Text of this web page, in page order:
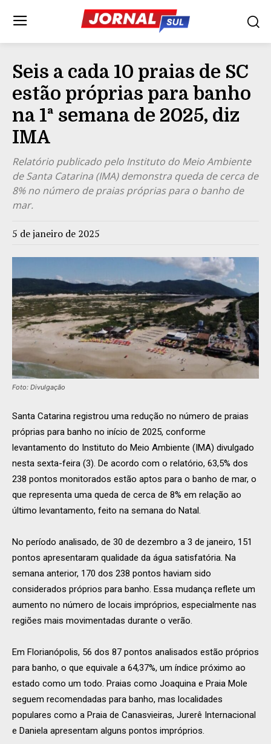
Seis a cada 10 praias de SC
estão próprias para banho
na 1ª semana de 2025, diz
IMA
Relatório publicado pelo Instituto do Meio Ambiente
de Santa Catarina (IMA) demonstra queda de cerca de
8% no número de praias próprias para o banho de
mar.
5 de janeiro de 2025
Foto: Divulgação
Santa Catarina registrou uma redução no número de praias
próprias para banho no início de 2025, conforme
levantamento do Instituto do Meio Ambiente (IMA) divulgado
nesta sexta-feira (3). De acordo com o relatório, 63,5% dos
238 pontos monitorados estão aptos para o banho de mar, o
que representa uma queda de cerca de 8% em relação ao
último levantamento, feito na semana do Natal.
No período analisado, de 30 de dezembro a 3 de janeiro, 151
pontos apresentaram qualidade da água satisfatória. Na
semana anterior, 170 dos 238 pontos haviam sido
considerados próprios para banho. Essa mudança reflete um
aumento no número de locais impróprios, especialmente nas
regiões mais movimentadas durante o verão.
Em Florianópolis, 56 dos 87 pontos analisados estão próprios
para banho, o que equivale a 64,37%, um índice próximo ao
estado como um todo. Praias como Joaquina e Praia Mole
seguem recomendadas para banho, mas localidades
populares como a Praia de Canasvieiras, Jurerê Internacional
e Daniela apresentam alguns pontos impróprios.